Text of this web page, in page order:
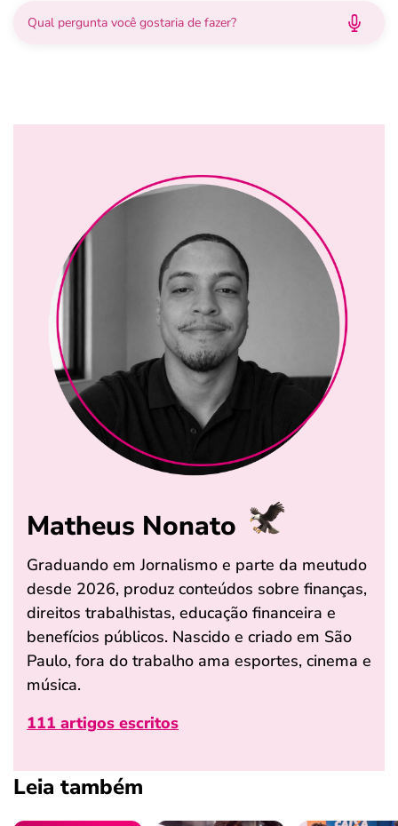
Matheus Nonato
Graduando em Jornalismo e parte da meutudo
desde 2026, produz conteúdos sobre finanças,
direitos trabalhistas, educação financeira e
benefícios públicos. Nascido e criado em São
Paulo, fora do trabalho ama esportes, cinema e
música.
111 artigos escritos
Leia também